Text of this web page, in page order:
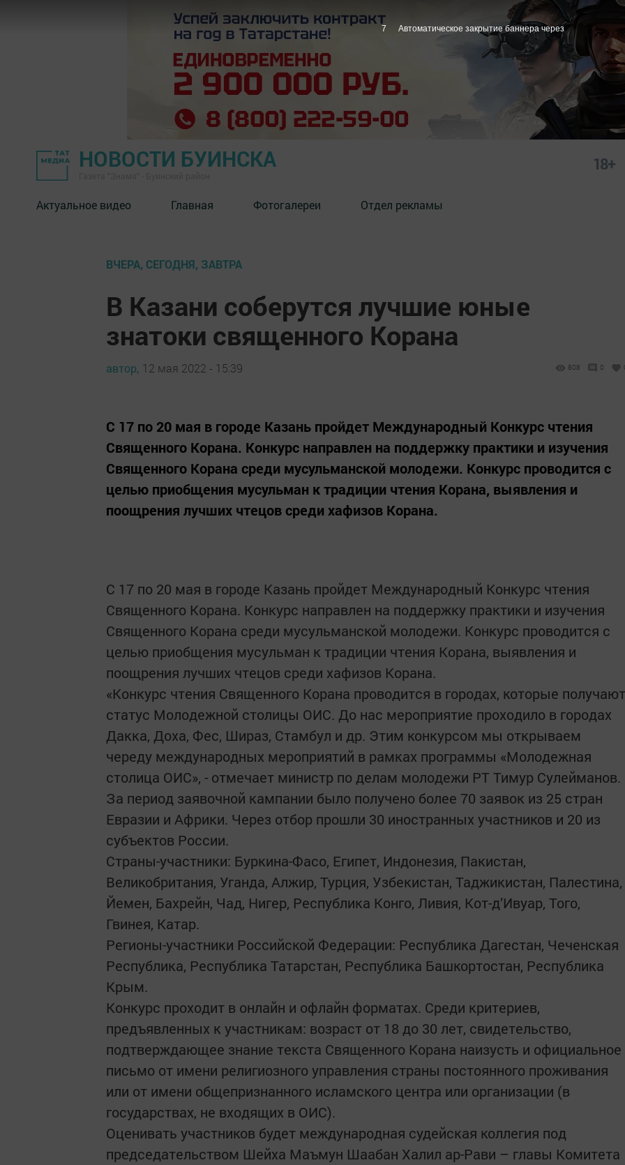
НОВОСТИ БУИНСКА 18+
Актуальное видео Главная Фотогалереи Отдел рекламы
ВЧЕРА, СЕГОДНЯ, ЗАВТРА
В Казани соберутся лучшие юные
знатоки священного Корана
автор, 12 мая 2022 - 15:39 808 0
С 17 по 20 мая в городе Казань пройдет Международный Конкурс чтения
Священного Корана. Конкурс направлен на поддержку практики и изучения
Священного Корана среди мусульманской молодежи. Конкурс проводится с
целью приобщения мусульман к традиции чтения Корана, выявления и
поощрения лучших чтецов среди хафизов Корана.
С 17 по 20 мая в городе Казань пройдет Международный Конкурс чтения
Священного Корана. Конкурс направлен на поддержку практики и изучения
Священного Корана среди мусульманской молодежи. Конкурс проводится с
целью приобщения мусульман к традиции чтения Корана, выявления и
поощрения лучших чтецов среди хафизов Корана.
«Конкурс чтения Священного Корана проводится в городах, которые получают
статус Молодежной столицы ОИС. До нас мероприятие проходило в городах
Дакка, Доха, Фес, Шираз, Стамбул и др. Этим конкурсом мы открываем
череду международных мероприятий в рамках программы «Молодежная
столица ОИС», - отмечает министр по делам молодежи РТ Тимур
За период заявочной кампании было получено более 70 заявок из 25 стран
Евразии и Африки. Через отбор прошли 30 иностранных участников и 20 из
субъектов России.
Страны-участники: Буркина-Фасо, Египет, Индонезия, Пакистан,
Великобритания, Уганда, Алжир, Турция, Узбекистан, Таджикистан, Палестина,
Йемен, Бахрейн, Чад, Нигер, Республика Конго, Ливия, Кот-д’Ивуар, Того,
Гвинея, Катар.
Регионы-участники Российской Федерации: Республика Дагестан, Чеченская
Республика, Республика Татарстан, Республика Башкортостан, Республика
Крым.
Конкурс проходит в онлайн и офлайн форматах. Среди критериев,
предъявленных к участникам: возраст от 18 до 30 лет, свидетельство,
подтверждающее знание текста Священного Корана наизусть и официальное
письмо от имени религиозного управления страны постоянного проживания
или от имени общепризнанного исламского центра или организации (в
государствах, не входящих в ОИС).
Оценивать участников будет международная судейская коллегия под
председательством Шейха Маъмун Шаабан Халил ар-Рави – главы Комитета
6 Автоматическое закрытие баннера через